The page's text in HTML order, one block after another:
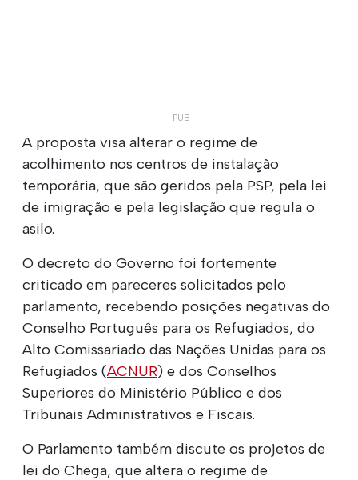
A proposta visa alterar o regime de
acolhimento nos centros de instalação
temporária, que são geridos pela PSP, pela lei
de imigração e pela legislação que regula o
asilo.
O decreto do Governo foi fortemente
criticado em pareceres solicitados pelo
parlamento, recebendo posições negativas do
Conselho Português para os Refugiados, do
Alto Comissariado das Nações Unidas para os
Refugiados (ACNUR) e dos Conselhos
Superiores do Ministério Público e dos
Tribunais Administrativos e Fiscais.
O Parlamento também discute os projetos de
lei do Chega, que altera o regime de